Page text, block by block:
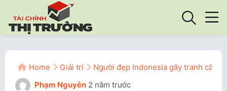
Home Giải trí
Người đẹp Indonesia gây tranh cãi
Phạm Nguyễn 2 năm trước